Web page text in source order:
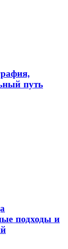
путь
подходы и